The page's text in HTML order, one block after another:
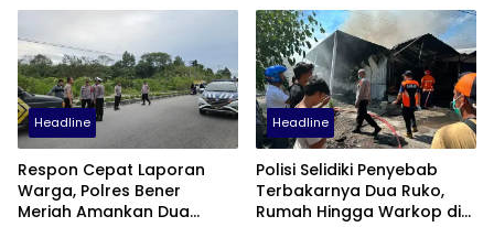
Menjelang Pensiun
Gampong Tanah Luas
Headline
Respon Cepat Laporan
Warga, Polres Bener
Meriah Amankan Dua
Headline
Polisi Selidiki Penyebab
Terbakarnya Dua Ruko,
Rumah Hingga Warkop di